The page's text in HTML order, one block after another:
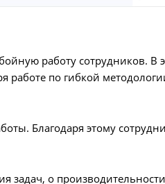
работу сотрудников. В
работе по гибкой
Благодаря этому
задач, о